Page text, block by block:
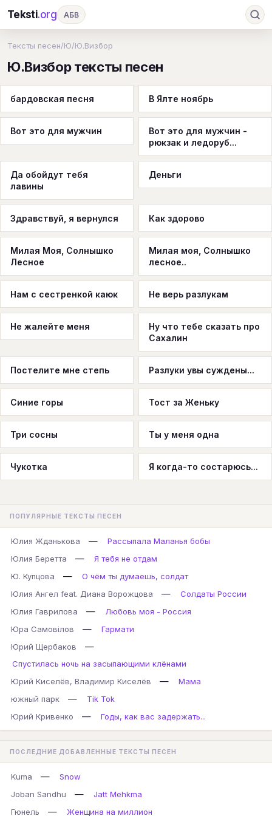
Teksti.org АБВ
И К Л М Н О
Т У Ф Х Ц Ч Ш Э Ю
Я En A B C D E F G
H I J M N O
Q R S T U V W X Y
Z
Тексты песен/Ю/Ю.Визбор
Ю.Визбор тексты песен
бардовская песня В Ялте ноябрь
Вот это для мужчин
Вот это для мужчин -
рюкзак и ледоруб...
Да обойдут тебя
лавины
Деньги
Здравствуй, я вернулся Как здорово
Милая Моя, Солнышко
Лесное
Милая моя, Солнышко
лесное..
Нам с сестренкой каюк Не верь разлукам
Не жалейте меня
Ну что тебе сказать про
Сахалин
Постелите мне степь Разлуки увы суждены...
Синие горы Тост за Женьку
Три сосны Ты у меня одна
Чукотка Я когда-то состарюсь...
ПОПУЛЯРНЫЕ ТЕКСТЫ ПЕСЕН
Юлия Жданькова —
Рассыпала Маланья бобы
Юлия Беретта
—
Я тебя не отдам
Ю. Купцова
—
О чём ты думаешь, солдат
Юлия Ангел feat. Диана Ворожцова
—
Солдаты России
Юлия Гаврилова
—
Любовь моя - Россия
Юра Самовілов
—
Гармати
Юрий Щербаков
—
Спустилась ночь на засыпающими клёнами
Юрий Киселёв, Владимир Киселёв
—
Мама
южный парк
—
Tik Tok
Юрий Кривенко
— Годы, как вас задержать...
ПОСЛЕДНИЕ ДОБАВЛЕННЫЕ ТЕКСТЫ ПЕСЕН
Kuma —
Snow
Joban Sandhu
—
Jatt Mehkma
Гюнель
— Женщина на миллион